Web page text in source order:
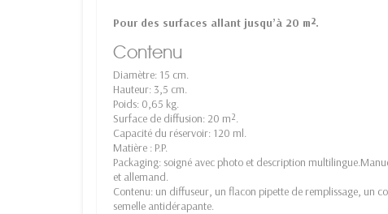
Pour des surfaces allant jusqu’à 20 m².
Contenu
Diamètre: 15 cm.
Hauteur: 3,5 cm.
Poids: 0,65 kg.
Surface de diffusion: 20 m².
Capacité du réservoir: 120 ml.
Matière : P.P.
Packaging: soigné avec photo et description
et allemand.
Contenu: un diffuseur, un flacon pipette de remplissage, un
semelle antidérapante.